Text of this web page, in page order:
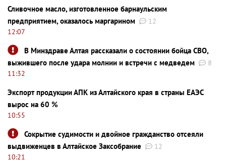
Сливочное масло, изготовленное барнаульским
предприятием, оказалось маргарином
12
12:07
В Минздраве Алтая рассказали о состоянии бойца СВО,
выжившего после удара молнии и встречи с медведем
8
11:32
Экспорт продукции АПК из Алтайского края в страны ЕАЭС
вырос на 60 %
10:55
Сокрытие судимости и двойное гражданство отсеяли
выдвиженцев в Алтайское Заксобрание
12
10:21